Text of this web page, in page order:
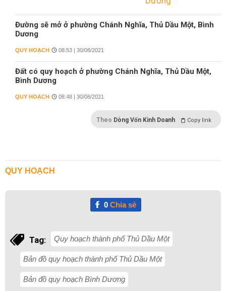
Đường sẽ mở ở phường Chánh Nghĩa, Thủ Dầu Một, Bình
Dương
QUY HOẠCH 08:53 | 30/08/2021
Đất có quy hoạch ở phường Chánh Nghĩa, Thủ Dầu Một,
Bình Dương
QUY HOẠCH 08:48 | 30/08/2021
Theo Dòng Vốn Kinh Doanh Copy link
QUY HOẠCH
0Chia sẻ
Tag: Quy hoạch thành phố Thủ Dầu Một
Bản đồ quy hoạch thành phố Thủ Dầu Một
Bản đồ quy hoạch Bình Dương